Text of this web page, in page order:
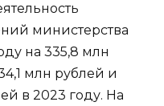
министерства
на 335,8 млн
млн рублей и
в 2023 году. На